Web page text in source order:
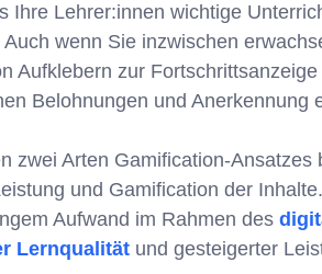
Ihre Lehrer:innen wichtige
wenn Sie inzwischen
Aufklebern zur
Belohnungen und Anerkennung
zwei Arten Gamification-Ansatzes
und Gamification der
Aufwand im Rahmen des
Lernqualität und gesteigerter